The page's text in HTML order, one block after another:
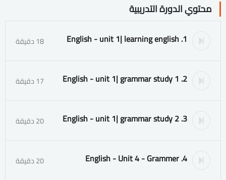
محتوي الدورة التدريبية
1. English - unit 1| learning english 18 دقيقة
2. English - unit 1| grammar study 1 17 دقيقة
3. English - unit 1| grammar study 2 20 دقيقة
4. English - Unit 4 - Grammer 20 دقيقة